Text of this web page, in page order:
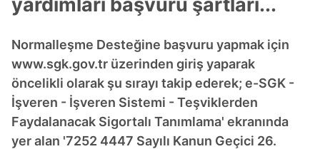
Normalleşme Desteğine başvuru yapmak için
www.sgk.gov.tr üzerinden giriş yaparak
öncelikli olarak şu sırayı takip ederek; e-SGK -
İşveren - İşveren Sistemi - Teşviklerden
Faydalanacak Sigortalı Tanımlama' ekranında
yer alan '7252 4447 Sayılı Kanun Geçici 26.